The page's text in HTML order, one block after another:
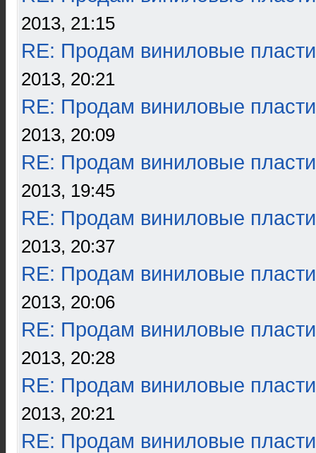
2013, 21:15
RE: Продам виниловые
2013, 20:21
RE: Продам виниловые
2013, 20:09
RE: Продам виниловые
2013, 19:45
RE: Продам виниловые
2013, 20:37
RE: Продам виниловые
2013, 20:06
RE: Продам виниловые
2013, 20:28
RE: Продам виниловые
2013, 20:21
RE: Продам виниловые